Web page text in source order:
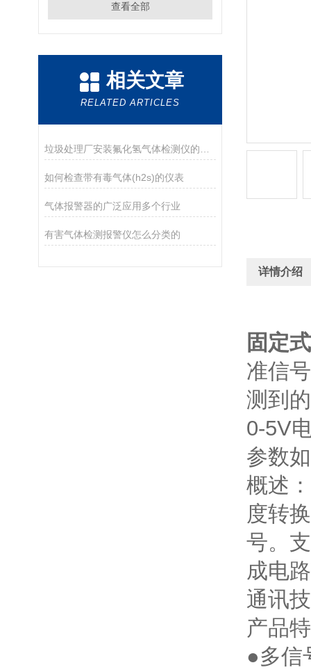
查看全部
相关文章
RELATED ARTICLES
如何检查带有毒气体(h2s)的仪表
气体报警器的广泛应用多个行业
有害气体检测报警仪怎么分类的
详情介绍
固定
准信
测到
0-5V
参数
概述
度转
号。
成电
通讯
产品
●多信